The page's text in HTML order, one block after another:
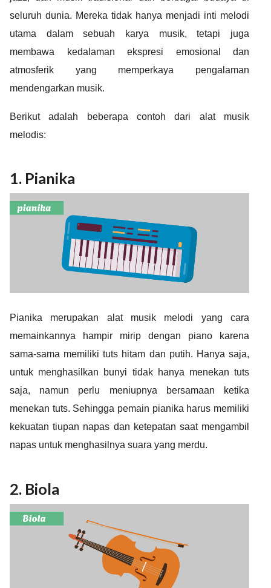
seluruh dunia. Mereka tidak hanya menjadi inti melodi
utama dalam sebuah karya musik, tetapi juga
membawa kedalaman ekspresi emosional dan
atmosferik yang memperkaya pengalaman
mendengarkan musik.
Berikut adalah beberapa contoh dari alat musik
melodis:
1. Pianika
Pianika merupakan alat musik melodi yang cara
memainkannya hampir mirip dengan piano karena
sama-sama memiliki tuts hitam dan putih. Hanya saja,
untuk menghasilkan bunyi tidak hanya menekan tuts
saja, namun perlu meniupnya bersamaan ketika
menekan tuts. Sehingga pemain pianika harus memiliki
kekuatan tiupan napas dan ketepatan saat mengambil
napas untuk menghasilnya suara yang merdu.
2. Biola